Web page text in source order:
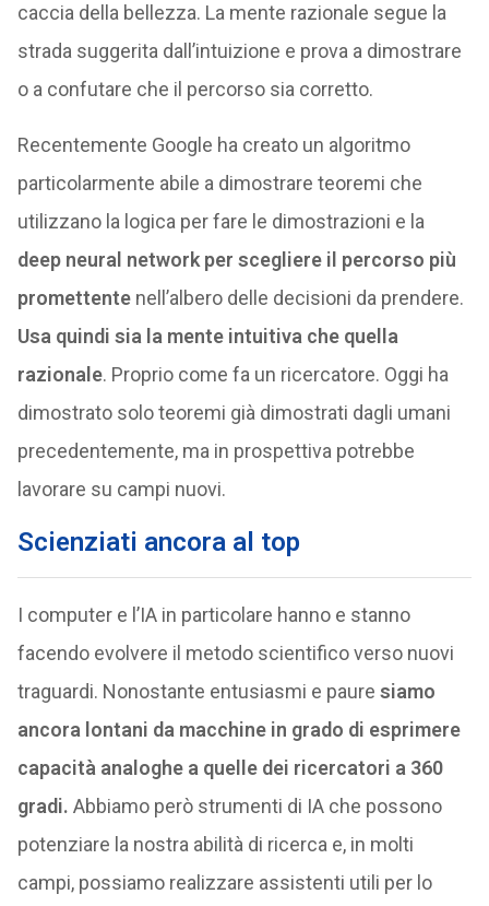
caccia della bellezza. La mente razionale segue la
strada suggerita dall’intuizione e prova a dimostrare
o a confutare che il percorso sia corretto.
Recentemente Google ha creato un algoritmo
particolarmente abile a dimostrare teoremi che
utilizzano la logica per fare le dimostrazioni e la
deep neural network per scegliere il percorso più
promettentenell’albero delle decisioni da prendere.
Usa quindi sia la mente intuitiva che quella
razionale. Proprio come fa un ricercatore. Oggi ha
dimostrato solo teoremi già dimostrati dagli umani
precedentemente, ma in prospettiva potrebbe
lavorare su campi nuovi.
Scienziati ancora al top
I computer e l’IA in particolare hanno e stanno
facendo evolvere il metodo scientifico verso nuovi
traguardi. Nonostante entusiasmi e paure siamo
ancora lontani da macchine in grado di esprimere
capacità analoghe a quelle dei ricercatori a 360
gradi. Abbiamo però strumenti di IA che possono
potenziare la nostra abilità di ricerca e, in molti
campi, possiamo realizzare assistenti utili per lo